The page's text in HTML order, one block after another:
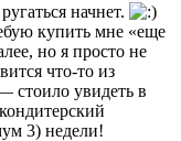
начнет.
купить мне «еще
но я просто не
что-то из
стоило увидеть в
3) недели!